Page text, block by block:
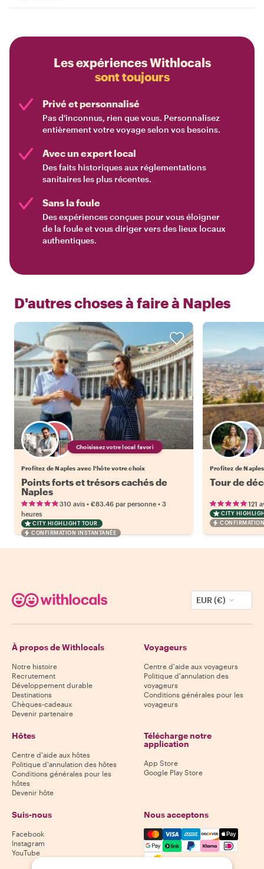
Les expériences Withlocals
sont toujours
Privé et personnalisé
Pas d'inconnus, rien que vous. Personnalisez
entièrement votre voyage selon vos besoins.
Avec un expert local
Des faits historiques aux réglementations
sanitaires les plus récentes.
Sans la foule
Des expériences conçues pour vous éloigner
de la foule et vous diriger vers des lieux locaux
authentiques.
D'autres choses à faire à Naples
Choisissez votre local favori
Profitez de Naples avec l'hôte votre choix
Points forts et trésors cachés de
Naples
310 avis • €83.46 par personne • 3
heures
CITY HIGHLIGHT TOUR
CONFIRMATION INSTANTANÉE
Profitez de
Tour de
121
CITY
EUR (€)
À propos de Withlocals
Notre histoire
Recrutement
Développement durable
Destinations
Chèques-cadeaux
Devenir partenaire
Voyageurs
Centre d'aide aux voyageurs
Politique d'annulation des
voyageurs
Conditions générales pour les
voyageurs
Hôtes
Centre d'aide aux hôtes
Politique d'annulation des hôtes
Conditions générales pour les
hôtes
Devenir hôte
Télécharge notre
application
App Store
Google Play Store
Suis-nous
Facebook
Instagram
YouTube
Nous acceptons
Mastercard, Visa, Amex,